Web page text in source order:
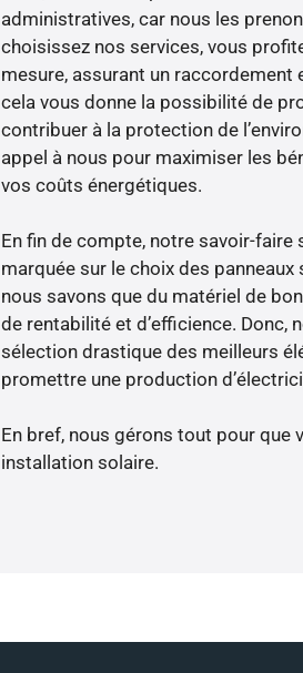
administratives, car nous les
choisissez nos services, vous
mesure, assurant un
cela vous donne la possibilité de
contribuer à la protection de
appel à nous pour maximiser les
vos coûts énergétiques.
En fin de compte, notre savoir-faire
marquée sur le choix des
nous savons que du matériel de
de rentabilité et d’efficience. Donc,
sélection drastique des meilleurs
promettre une production
En bref, nous gérons tout pour que
installation solaire.